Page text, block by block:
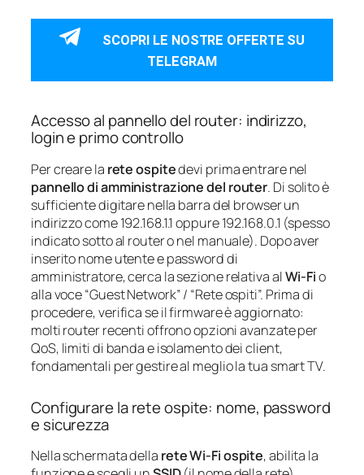
SCOPRI LE NOSTRE OFFERTE SU
TELEGRAM
Accesso al pannello del router: indirizzo,
login e primo controllo
Per creare la rete ospitedevi prima entrare nel
pannello di amministrazione del router. Di solito è
sufficiente digitare nella barra del browser un
indirizzo come 192.168.1.1 oppure 192.168.0.1 (spesso
indicato sotto al router o nel manuale). Dopo aver
inserito nome utente e password di
amministratore, cerca la sezione relativa alWi‑Fio
alla voce “Guest Network” / “Rete ospiti”. Prima di
procedere, verifica se il firmware è aggiornato:
molti router recenti offrono opzioni avanzate per
QoS, limiti di banda e isolamento dei client,
fondamentali per gestire al meglio la tua smart TV.
Configurare la rete ospite: nome, password
e sicurezza
Nella schermata della rete Wi‑Fi ospite, abilita la